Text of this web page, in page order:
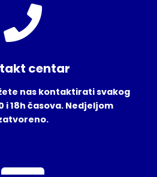
centar
nas kontaktirati svakog
i 18h časova. Nedjeljom